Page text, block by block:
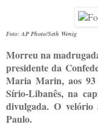
Foto: AP Photo/Seth Wenig
Morreu na
presidente da
Maria Marin, aos 93
Sírio-Libanês, na
divulgada. O velório
Paulo.